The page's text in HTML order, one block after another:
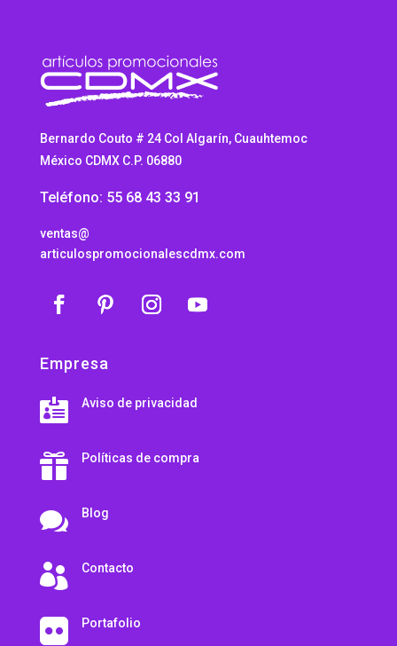
Bernardo Couto # 24 Col Algarín, Cuauhtemoc
México CDMX C.P. 06880
Teléfono: 55 68 43 33 91
ventas@
articulospromocionalescdmx.com
Empresa
 Aviso de privacidad
 Políticas de compra
 Blog
 Contacto
 Portafolio